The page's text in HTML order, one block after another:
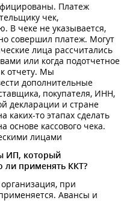
Платеж
чек,
В чеке не указывается,
совершил платеж. Могут
лица рассчитались
или когда подотчетное
отчету. Мы
дополнительные
покупателя, ИНН,
декларации и стране
каких-то этапах сделать
основе кассового чека.
лицами
ИП, который
ли применять ККТ?
при
Авансы и